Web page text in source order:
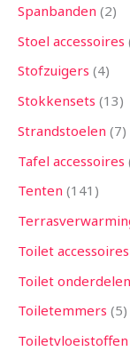
Spanbanden 2
Stoel accessoires
Stofzuigers 4
Stokkensets 13
Strandstoelen 7
Tafel accessoires
Tenten 141
Toilet accessoires
Toilet onderdelen
Toiletemmers 5
Toiletvloeistoffen